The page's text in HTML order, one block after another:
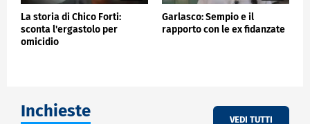
La storia di Chico Forti:
sconta l'ergastolo per
omicidio
Garlasco: Sempio e il
rapporto con le ex fidanzate
Inchieste VEDI TUTTI